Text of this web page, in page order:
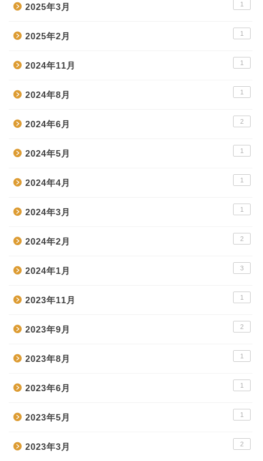
2025年3月 1
2025年2月 1
2024年11月 1
2024年8月 1
2024年6月 2
2024年5月 1
2024年4月 1
2024年3月 1
2024年2月 2
2024年1月 3
2023年11月 1
2023年9月 2
2023年8月 1
2023年6月 1
2023年5月 1
2023年3月 2